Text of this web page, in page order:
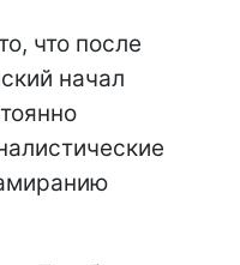
что после
начал